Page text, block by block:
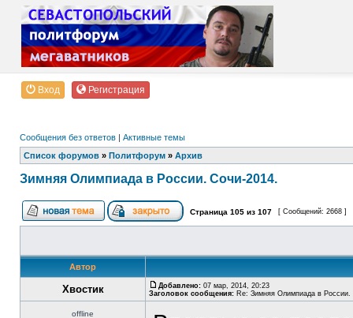
Вход Регистрация
Сообщения без ответов | Активные темы
Список форумов » Политфорум » Архив
Зимняя Олимпиада в России. Сочи-2014.
Страница 105 из 107 [ Сообщений: 2668 ]
Автор
Хвостик Добавлено: 07 мар, 2014, 20:23
Заголовок сообщения: Re: Зимняя Олимпиада в России.
offline